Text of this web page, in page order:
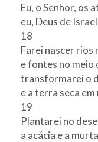
Eu, o Senhor, os
eu, Deus de
18
Farei nascer rios
e fontes no meio
transformarei o
e a terra seca em
19
Plantarei no
a acácia e a